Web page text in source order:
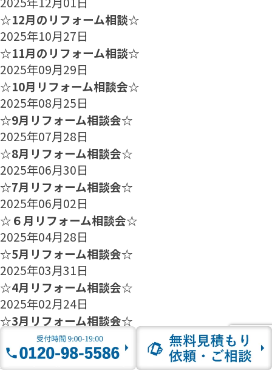
☆12月のリフォーム相談☆
2025年10月27日
☆11月のリフォーム相談☆
2025年09月29日
☆10月リフォーム相談会☆
2025年08月25日
☆9月リフォーム相談会☆
2025年07月28日
☆8月リフォーム相談会☆
2025年06月30日
☆7月リフォーム相談会☆
2025年06月02日
☆６月リフォーム相談会☆
2025年04月28日
☆5月リフォーム相談会☆
2025年03月31日
☆4月リフォーム相談会☆
2025年02月24日
☆3月リフォーム相談会☆
2025年01月27日
☆2月のリフォーム相談会のご案内☆